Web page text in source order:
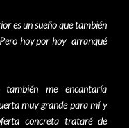
es un sueño que también
hoy por hoy arranqué
me encantaría
muy grande para mí y
concreta trataré de